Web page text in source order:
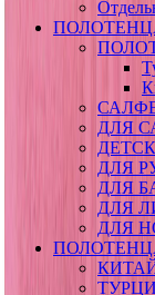
ДЛЯ
ДЛЯ
ДЛЯ
ДЛЯ
ДЛЯ